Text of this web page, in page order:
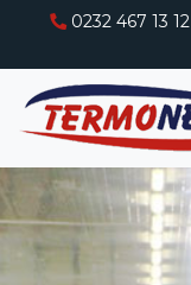
0232 467 13 12